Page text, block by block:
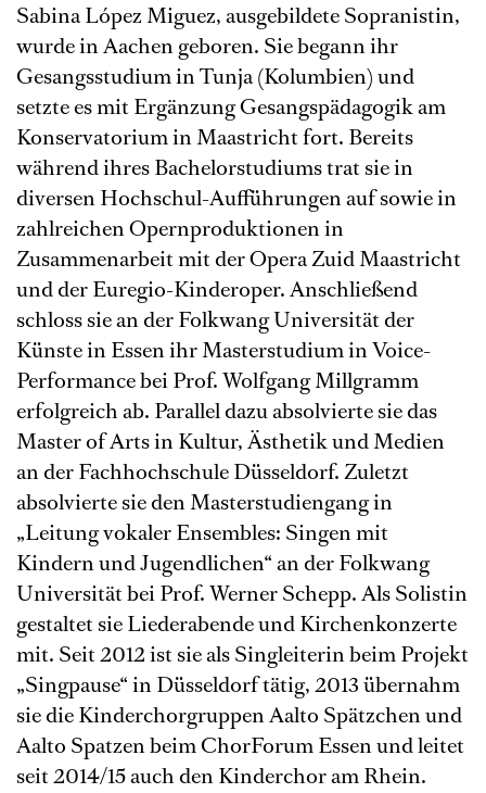
Sabina López Miguez, ausgebildete Sopranistin,
wurde in Aachen geboren. Sie begann ihr
Gesangsstudium in Tunja (Kolumbien) und
setzte es mit Ergänzung Gesangspädagogik am
Konservatorium in Maastricht fort. Bereits
während ihres Bachelorstudiums trat sie in
diversen Hochschul-Aufführungen auf sowie in
zahlreichen Opernproduktionen in
Zusammenarbeit mit der Opera Zuid Maastricht
und der Euregio-Kinderoper. Anschließend
schloss sie an der Folkwang Universität der
Künste in Essen ihr Masterstudium in Voice-
Performance bei Prof. Wolfgang Millgramm
erfolgreich ab. Parallel dazu absolvierte sie das
Master of Arts in Kultur, Ästhetik und Medien
an der Fachhochschule Düsseldorf. Zuletzt
absolvierte sie den Masterstudiengang in
„Leitung vokaler Ensembles: Singen mit
Kindern und Jugendlichen“ an der Folkwang
Universität bei Prof. Werner Schepp. Als Solistin
gestaltet sie Liederabende und Kirchenkonzerte
mit. Seit 2012 ist sie als Singleiterin beim Projekt
„Singpause“ in Düsseldorf tätig, 2013 übernahm
sie die Kinderchorgruppen Aalto Spätzchen und
Aalto Spatzen beim ChorForum Essen und leitet
seit 2014/15 auch den Kinderchor am Rhein.